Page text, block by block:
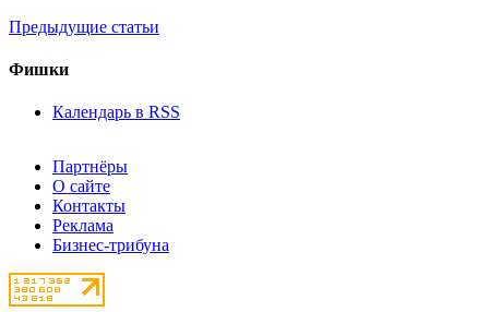
Предыдущие статьи
Фишки
Календарь в RSS
Партнёры
О сайте
Контакты
Реклама
Бизнес-трибуна